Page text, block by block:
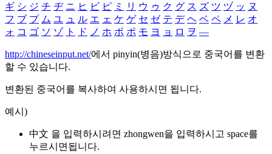
ギ シ ジ チ ヂ ニ ヒ ビ ピ ミ リ ウ ゥ ク グ ス ズ ツ ヅ ッ ヌ
フ ブ プ ム ユ ュ ル エ ェ ケ ゲ セ ゼ テ デ ヘ ベ ペ メ レ オ
ォ コ ゴ ソ ゾ ト ド ノ ホ ボ ポ モ ヨ ョ ロ ヲ ―
http://chineseinput.net/에서 pinyin(병음)방식으로 중국어를 변환
할 수 있습니다.
변환된 중국어를 복사하여 사용하시면 됩니다.
예시)
中文 을 입력하시려면 zhongwen을 입력하시고 space를
누르시면됩니다.